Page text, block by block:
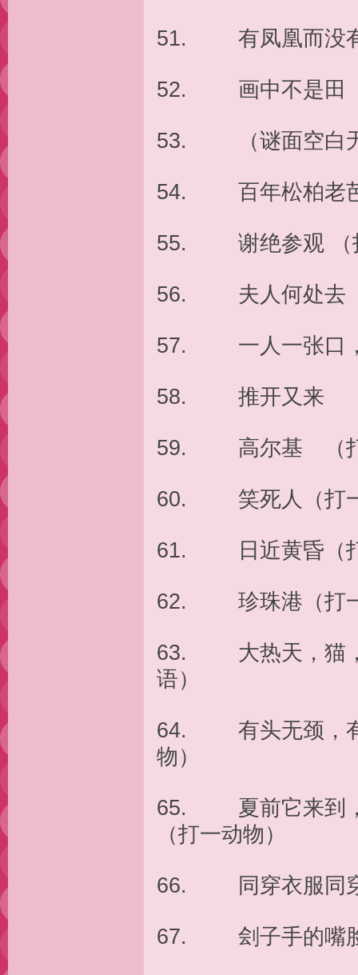
51. 有凤凰而没有
52. 画中不是田
53. （谜面空白无
54. 百年松柏老
55. 谢绝参观 （
56. 夫人何处去
57. 一人一张口，
58. 推开又来
59. 高尔基 （打
60. 笑死人（打
61. 日近黄昏（打
62. 珍珠港（打一
63. 大热天，猫，
语）
64. 有头无颈，有
物）
65. 夏前它来到，
（打一动物）
66. 同穿衣服同穿
67. 刽子手的嘴脸